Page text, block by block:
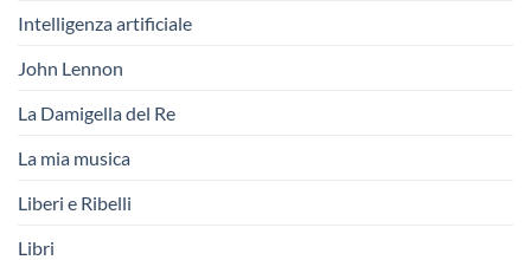
Intelligenza artificiale
John Lennon
La Damigella del Re
La mia musica
Liberi e Ribelli
Libri